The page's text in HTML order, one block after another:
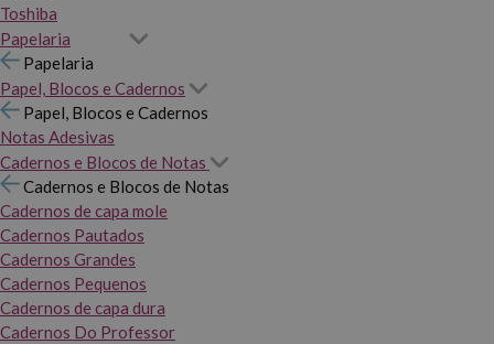
Toshiba
Papelaria
Papelaria
Papel, Blocos e Cadernos
Papel, Blocos e Cadernos
Notas Adesivas
Cadernos e Blocos de Notas
Cadernos e Blocos de Notas
Cadernos de capa mole
Cadernos Pautados
Cadernos Grandes
Cadernos Pequenos
Cadernos de capa dura
Cadernos Do Professor